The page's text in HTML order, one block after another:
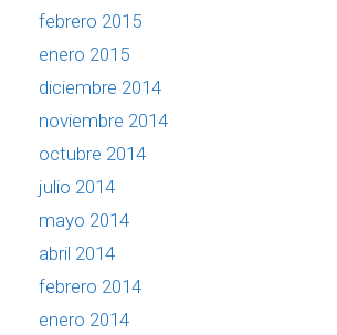
febrero 2015
enero 2015
diciembre 2014
noviembre 2014
octubre 2014
julio 2014
mayo 2014
abril 2014
febrero 2014
enero 2014